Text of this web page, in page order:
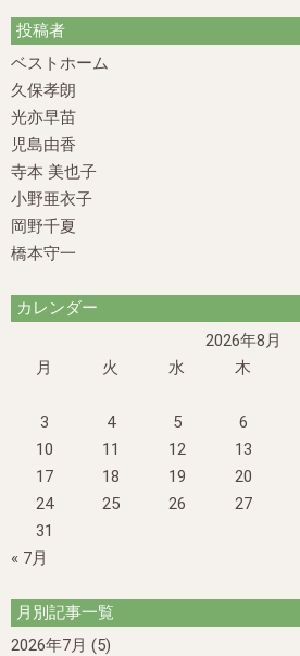
投稿者
ベストホーム
久保孝朗
光亦早苗
児島由香
寺本 美也子
小野亜衣子
岡野千夏
橋本守一
カレンダー
2026年8月
月
火 水 木
3
4 5 6
10
11 12 13
17
18 19 20
24
25 26 27
31
« 7月
月別記事一覧
2026年7月 (5)